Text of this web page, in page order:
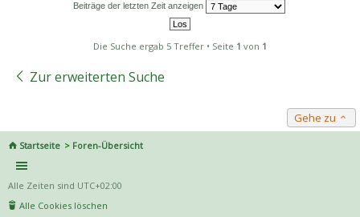
Beiträge der letzten Zeit anzeigen
Die Suche ergab 5 Treffer • Seite 1 von 1
Zur erweiterten Suche
Gehe zu
Startseite Foren-Übersicht
Alle Zeiten sind UTC+02:00
Alle Cookies löschen